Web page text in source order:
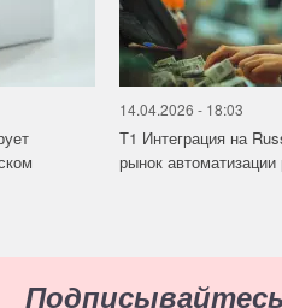
14.04.2026 - 18:03
Т1 Интеграция на
рынок